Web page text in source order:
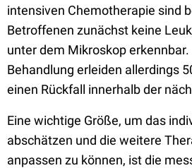
intensiven Chemotherapie sind
Betroffenen zunächst keine
unter dem Mikroskop
Behandlung erleiden allerdings
einen Rückfall innerhalb der
Eine wichtige Größe, um das
abschätzen und die weitere
anpassen zu können, ist die